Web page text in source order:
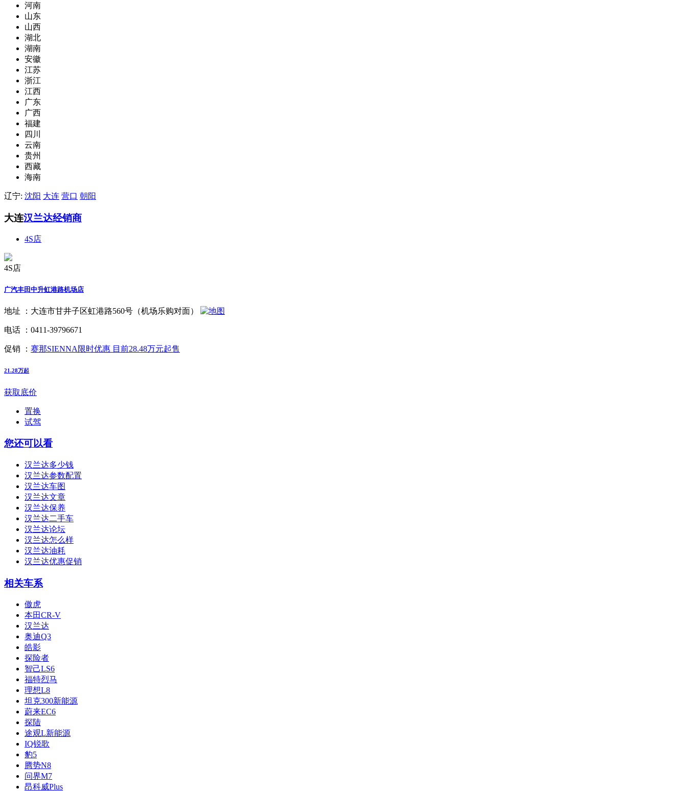
河南
山东
山西
湖北
湖南
安徽
江苏
浙江
江西
广东
广西
福建
四川
云南
贵州
西藏
海南
辽宁: 沈阳 大连 营口 朝阳
大连汉兰达经销商
4S店
4S店
广汽丰田中升虹港路机场店
地址 ： 大连市甘井子区虹港路560号（机场乐购对面）
电话 ： 0411-39796671
促销 ： 赛那SIENNA限时优惠 目前28.48万元起售
21.28万起
获取底价
置换
试驾
您还可以看
汉兰达多少钱
汉兰达参数配置
汉兰达车图
汉兰达文章
汉兰达保养
汉兰达二手车
汉兰达论坛
汉兰达怎么样
汉兰达油耗
汉兰达优惠促销
相关车系
傲虎
本田CR-V
汉兰达
奥迪Q3
皓影
探险者
智己LS6
福特烈马
理想L8
坦克300新能源
蔚来EC6
探陆
途观L新能源
IQ锐歌
豹5
腾势N8
问界M7
昂科威Plus